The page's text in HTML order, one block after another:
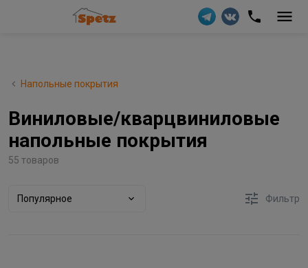
Напольные покрытия
Виниловые/кварцвиниловые
напольные покрытия
55 товаров
Популярное Фильтр